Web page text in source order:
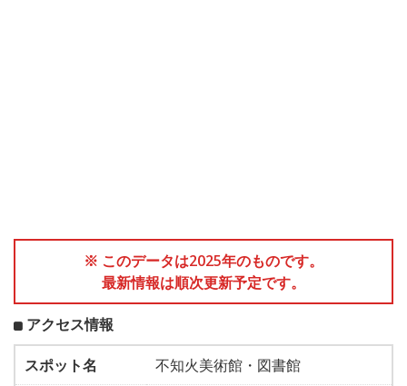
※ このデータは2025年のものです。
最新情報は順次更新予定です。
アクセス情報
スポット名
不知火美術館・図書館